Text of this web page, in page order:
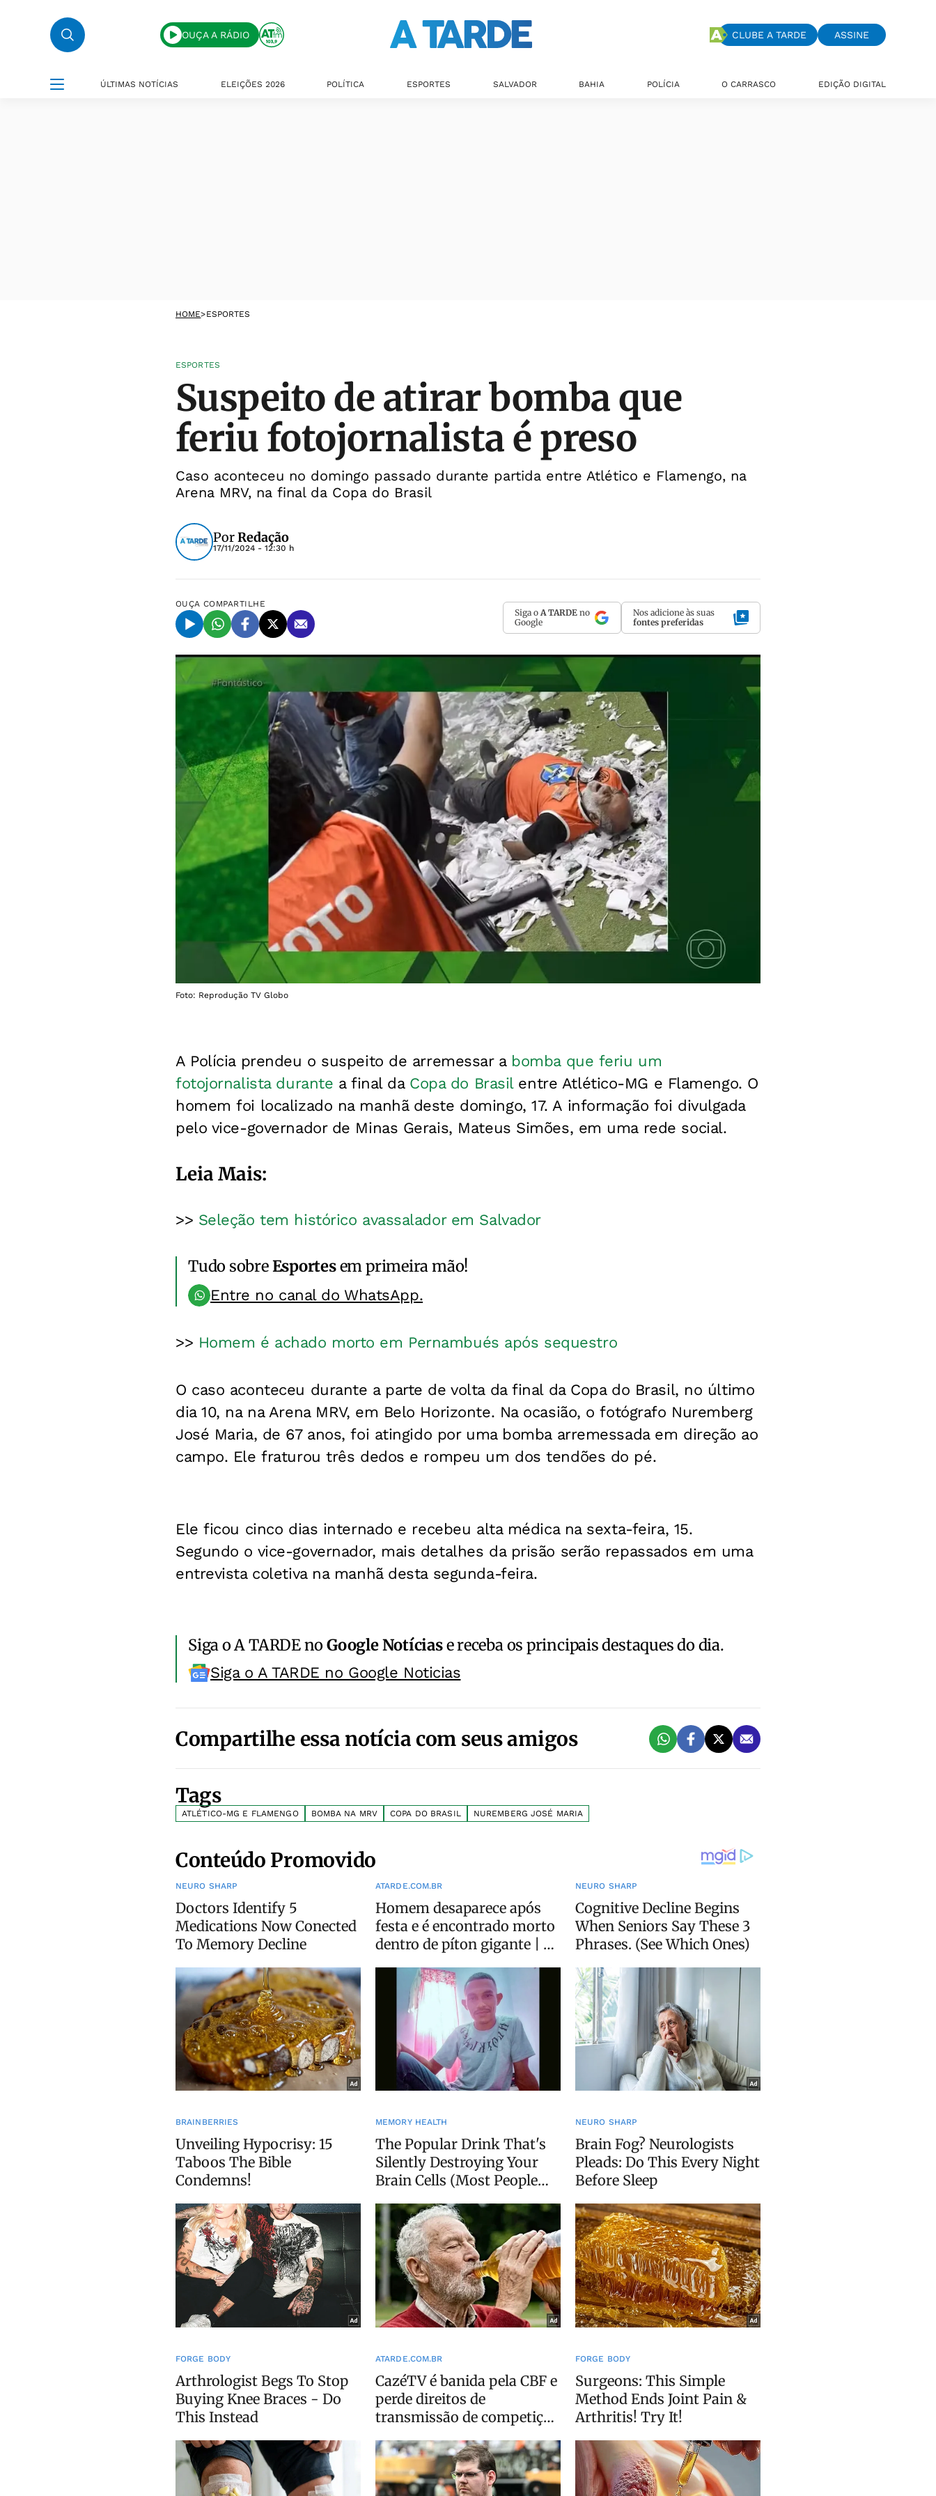
OUÇA A RÁDIO CLUBE A TARDE ASSINE
ÚLTIMAS NOTÍCIAS ELEIÇÕES 2026 POLÍTICA ESPORTES SALVADOR BAHIA POLÍCIA O CARRASCO EDIÇÃO DIGITAL
HOME>ESPORTES
ESPORTES
Suspeito de atirar bomba que
feriu fotojornalista é preso
Caso aconteceu no domingo passado durante partida entre Atlético e Flamengo, na
Arena MRV, na final da Copa do Brasil
PorRedação
17/11/2024 - 12:30 h
OUÇA COMPARTILHE
Siga o A TARDE no
Google
Nos adicione às suas
fontes preferidas
Foto: Reprodução TV Globo
A Polícia prendeu o suspeito de arremessar a bomba que feriu um
fotojornalista durante a final da Copa do Brasil entre Atlético-MG e Flamengo. O
homem foi localizado na manhã deste domingo, 17. A informação foi divulgada
pelo vice-governador de Minas Gerais, Mateus Simões, em uma rede social.
Leia Mais:
>> Seleção tem histórico avassalador em Salvador
Tudo sobreEsportesem primeira mão!
Entre no canal do WhatsApp.
>> Homem é achado morto em Pernambués após sequestro
O caso aconteceu durante a parte de volta da final da Copa do Brasil, no último
dia 10, na na Arena MRV, em Belo Horizonte. Na ocasião, o fotógrafo Nuremberg
José Maria, de 67 anos, foi atingido por uma bomba arremessada em direção ao
campo. Ele fraturou três dedos e rompeu um dos tendões do pé.
Ele ficou cinco dias internado e recebeu alta médica na sexta-feira, 15.
Segundo o vice-governador, mais detalhes da prisão serão repassados em uma
entrevista coletiva na manhã desta segunda-feira.
Siga o A TARDE noGoogle Notíciase receba os principais destaques do dia.
Siga o A TARDE no Google Noticias
Compartilhe essa notícia com seus amigos
Tags
ATLÉTICO-MG E FLAMENGO BOMBA NA MRV COPA DO BRASIL NUREMBERG JOSÉ MARIA